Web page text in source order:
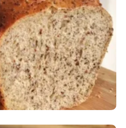
Pão Low Carb